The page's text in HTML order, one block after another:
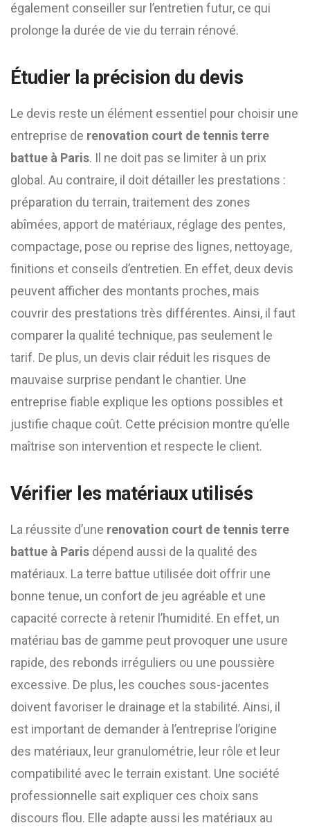
également conseiller sur l’entretien futur, ce qui
prolonge la durée de vie du terrain rénové.
Étudier la précision du devis
Le devis reste un élément essentiel pour choisir une
entreprise de renovation court de tennis terre
battue à Paris. Il ne doit pas se limiter à un prix
global. Au contraire, il doit détailler les prestations :
préparation du terrain, traitement des zones
abîmées, apport de matériaux, réglage des pentes,
compactage, pose ou reprise des lignes, nettoyage,
finitions et conseils d’entretien. En effet, deux devis
peuvent afficher des montants proches, mais
couvrir des prestations très différentes. Ainsi, il faut
comparer la qualité technique, pas seulement le
tarif. De plus, un devis clair réduit les risques de
mauvaise surprise pendant le chantier. Une
entreprise fiable explique les options possibles et
justifie chaque coût. Cette précision montre qu’elle
maîtrise son intervention et respecte le client.
Vérifier les matériaux utilisés
La réussite d’une renovation court de tennis terre
battue à Paris dépend aussi de la qualité des
matériaux. La terre battue utilisée doit offrir une
bonne tenue, un confort de jeu agréable et une
capacité correcte à retenir l’humidité. En effet, un
matériau bas de gamme peut provoquer une usure
rapide, des rebonds irréguliers ou une poussière
excessive. De plus, les couches sous-jacentes
doivent favoriser le drainage et la stabilité. Ainsi, il
est important de demander à l’entreprise l’origine
des matériaux, leur granulométrie, leur rôle et leur
compatibilité avec le terrain existant. Une société
professionnelle sait expliquer ces choix sans
discours flou. Elle adapte aussi les matériaux au